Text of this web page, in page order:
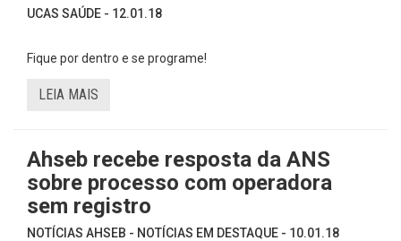
UCAS SAÚDE - 12.01.18
Fique por dentro e se programe!
LEIA MAIS
Ahseb recebe resposta da ANS
sobre processo com operadora
sem registro
NOTÍCIAS AHSEB - NOTÍCIAS EM DESTAQUE - 10.01.18